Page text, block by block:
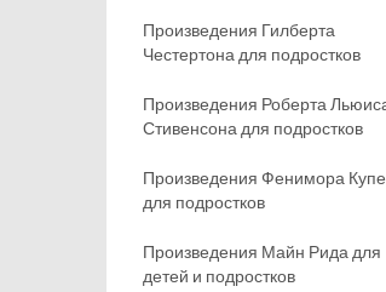
Произведения Гилберта
Честертона для подростков
Произведения Роберта
Стивенсона для подростков
Произведения Фенимора
для подростков
Произведения Майн Рида для
детей и подростков